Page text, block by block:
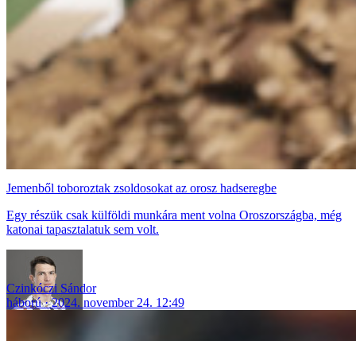
Jemenből toboroztak zsoldosokat az orosz hadseregbe
Egy részük csak külföldi munkára ment volna Oroszországba, még
katonai tapasztalatuk sem volt.
Czinkóczi Sándor
háború
2024. november 24. 12:49